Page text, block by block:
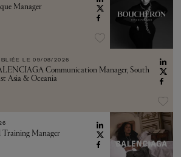
Manager
LE 09/08/2026
Communication Manager, South
Asia & Oceania
Manager